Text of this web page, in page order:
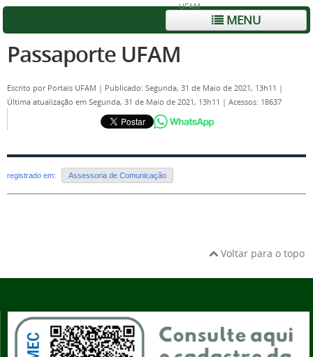
UFAM
MENU
Passaporte UFAM
Escrito por Portais UFAM | Publicado: Segunda, 31 de Maio de 2021, 13h11 |
Última atualização em Segunda, 31 de Maio de 2021, 13h11 | Acessos: 18637
registrado em: Assessoria de Comunicação
Voltar para o topo